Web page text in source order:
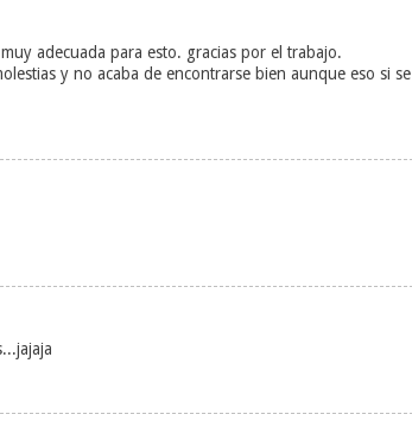
adecuada para esto. gracias por el trabajo.
y no acaba de encontrarse bien aunque eso si se